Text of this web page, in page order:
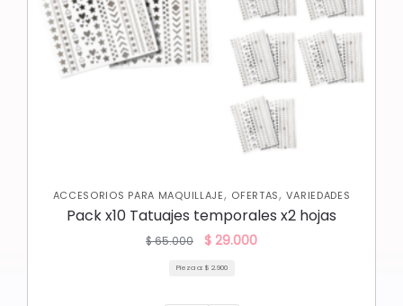
ACCESORIOS PARA MAQUILLAJE, OFERTAS,VARIEDADES
Pack x10 Tatuajes temporales x2 hojas
$65.000 $ 29.000
Pieza a: $ 2.900